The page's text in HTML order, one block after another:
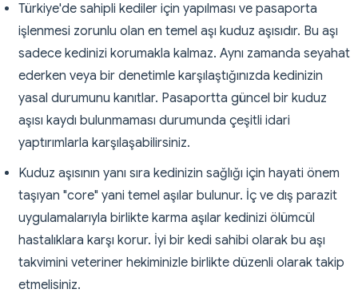
Türkiye'de sahipli kediler için yapılması ve pasaporta
işlenmesi zorunlu olan en temel aşı kuduz aşısıdır. Bu aşı
sadece kedinizi korumakla kalmaz. Aynı zamanda seyahat
ederken veya bir denetimle karşılaştığınızda kedinizin
yasal durumunu kanıtlar. Pasaportta güncel bir kuduz
aşısı kaydı bulunmaması durumunda çeşitli idari
yaptırımlarla karşılaşabilirsiniz.
Kuduz aşısının yanı sıra kedinizin sağlığı için hayati önem
taşıyan "core" yani temel aşılar bulunur. İç ve dış parazit
uygulamalarıyla birlikte karma aşılar kedinizi ölümcül
hastalıklara karşı korur. İyi bir kedi sahibi olarak bu aşı
takvimini veteriner hekiminizle birlikte düzenli olarak takip
etmelisiniz.